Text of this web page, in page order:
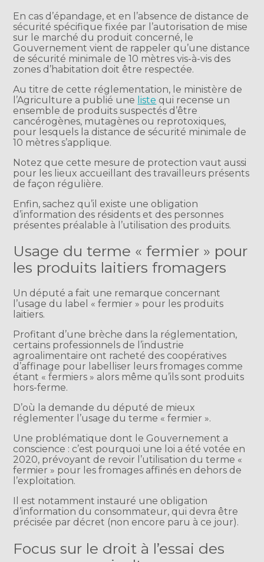
En cas d’épandage, et en l’absence de distance de
sécurité spécifique fixée par l’autorisation de mise
sur le marché du produit concerné, le
Gouvernement vient de rappeler qu’une distance
de sécurité minimale de 10 mètres vis-à-vis des
zones d’habitation doit être respectée.
Au titre de cette réglementation, le ministère de
l’Agriculture a publié une liste qui recense un
ensemble de produits suspectés d’être
cancérogènes, mutagènes ou reprotoxiques,
pour lesquels la distance de sécurité minimale de
10 mètres s’applique.
Notez que cette mesure de protection vaut aussi
pour les lieux accueillant des travailleurs présents
de façon régulière.
Enfin, sachez qu’il existe une obligation
d’information des résidents et des personnes
présentes préalable à l’utilisation des produits.
Usage du terme « fermier » pour
les produits laitiers fromagers
Un député a fait une remarque concernant
l’usage du label « fermier » pour les produits
laitiers.
Profitant d’une brèche dans la réglementation,
certains professionnels de l’industrie
agroalimentaire ont racheté des coopératives
d’affinage pour labelliser leurs fromages comme
étant « fermiers » alors même qu’ils sont produits
hors-ferme.
D’où la demande du député de mieux
réglementer l’usage du terme « fermier ».
Une problématique dont le Gouvernement a
conscience : c’est pourquoi une loi a été votée en
2020, prévoyant de revoir l’utilisation du terme «
fermier » pour les fromages affinés en dehors de
l’exploitation.
Il est notamment instauré une obligation
d’information du consommateur, qui devra être
précisée par décret (non encore paru à ce jour).
Focus sur le droit à l’essai des